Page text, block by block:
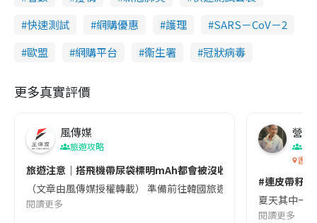
快速測試
網購優惠 護理
SARS－CoV－2
歐盟
網購平台 衞生署 冠狀病毒
更多真實評價
風傳媒
旅遊攻略
旅遊注意｜搭飛機帶尿袋標明mAh都會被沒收😱出發前切記檢查
（文章由風傳媒授權轉載） 準備前往韓國旅遊的民眾，近期要
閱讀更多
營養
香港
#連皮帶籽
夏天其中一
閱讀更多